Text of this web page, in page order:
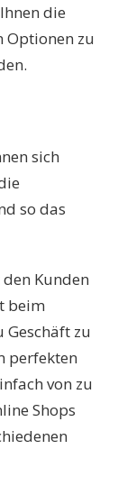
die
Optionen zu
sich
so das
Kunden
beim
Geschäft zu
perfekten
von zu
Shops